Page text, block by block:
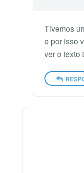
Tivemos
e por isso
ver o texto